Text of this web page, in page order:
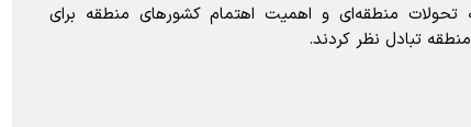
تحولات منطقه‌ای و اهمیت اهتمام کشور‌های منطقه برای
تبادل نظر کردند.